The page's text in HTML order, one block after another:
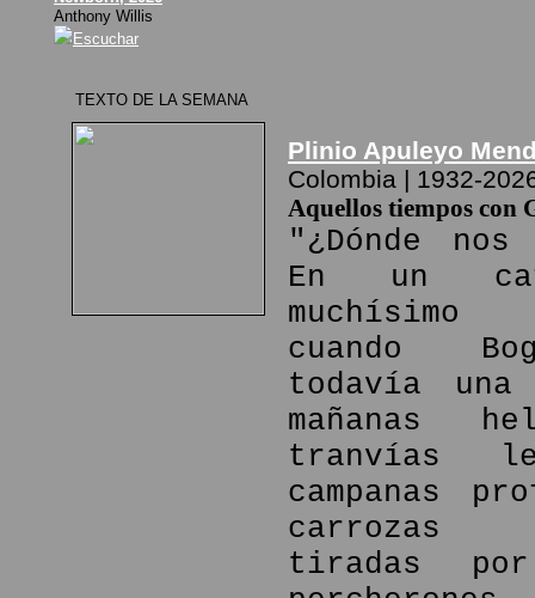
Anthony Willis
Escuchar
TEXTO DE LA SEMANA
Plinio Apuleyo
Colombia | 1932-
Aquellos tiempos con
"¿Dónde nos
En un
cuando
todavía una
mañanas
tranvías
campanas
carrozas
tiradas